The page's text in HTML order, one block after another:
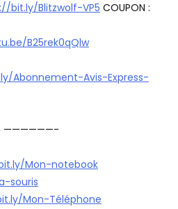
bit.ly/Blitzwolf-VP5 COUPON :
B25rek0qQlw
Abonnement-Avis-Express-
● ——————-
Mon-notebook
souris
Mon-Téléphone